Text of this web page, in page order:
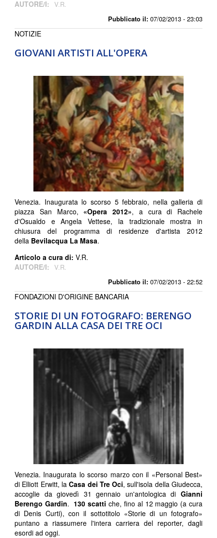
Pubblicato il: 07/02/2013 - 23:03
AUTORE/I: V.R.
GIOVANI ARTISTI ALL'OPERA
Pubblicato il: 07/02/2013 - 22:52
NOTIZIE
Venezia. Inaugurata lo scorso 5 febbraio, nella galleria di
piazza San Marco, «Opera 2012», a cura di Rachele
d'Osualdo e Angela Vettese, la tradizionale mostra in
chiusura del programma di residenze d'artista 2012
della Bevilacqua La Masa.
Articolo a cura di: V.R.
AUTORE/I: V.R.
STORIE DI UN FOTOGRAFO: BERENGO
GARDIN ALLA CASA DEI TRE OCI
FONDAZIONI D'ORIGINE BANCARIA
Venezia. Inaugurata lo scorso marzo con il «Personal Best»
di Elliott Erwitt, laCasa dei Tre Oci, sull'isola della Giudecca,
accoglie da giovedì 31 gennaio un'antologica di Gianni
Berengo Gardin. 130 scattiche, fino al 12 maggio (a cura
di Denis Curti), con il sottotitolo «Storie di un fotografo»
puntano a riassumere l'intera carriera del reporter, dagli
esordi ad oggi.